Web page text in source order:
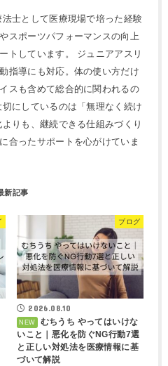
法士として医療現場で培った経験
スポーツパフォーマンスの向上
トしています。 ジュニアアスリ
指導にも対応。体の使い方だけ
スも含めて総合的に関われるの
にしているのは「無理なく続け
りも、継続できる仕組みづくり
合ったサポートを心がけていま
ブログ
2026.08.10
むちうち やってはいけな
いこと｜悪化を防ぐNG行動7選
と正しい対処法を医療情報に基
づいて解説